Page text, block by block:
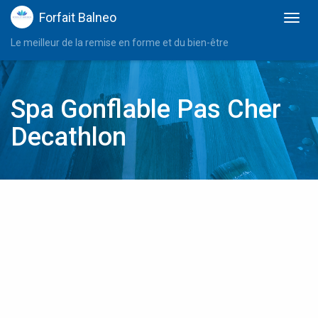
Forfait Balneo
Le meilleur de la remise en forme et du bien-être
Spa Gonflable Pas Cher
Decathlon